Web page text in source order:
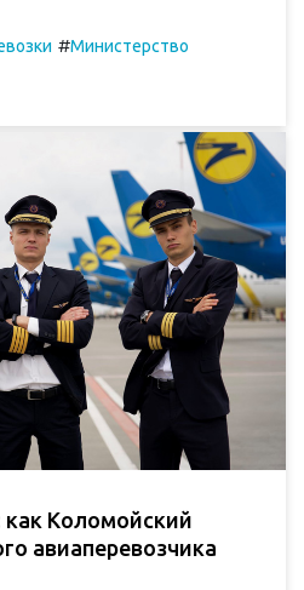
#Министерство
как Коломойский
авиа­­перевозчика